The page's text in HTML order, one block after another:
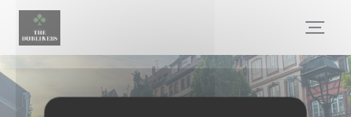
Personnalisation de vos choix en matière de cookies